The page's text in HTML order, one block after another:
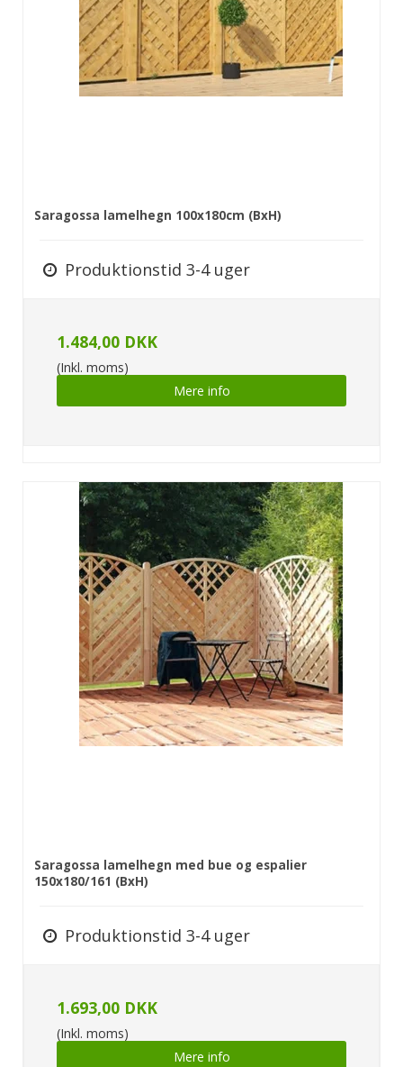
Saragossa lamelhegn 100x180cm (BxH)
Produktionstid 3-4 uger
1.484,00 DKK
(Inkl. moms)
Mere info
Saragossa lamelhegn med bue og espalier
150x180/161 (BxH)
Produktionstid 3-4 uger
1.693,00 DKK
(Inkl. moms)
Mere info